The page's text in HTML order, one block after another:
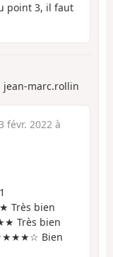
point 3, il faut
jean-marc.rollin
févr. 2022 à
bien
Très bien
Bien